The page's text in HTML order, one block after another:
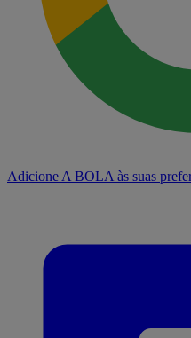
Adicione A BOLA às suas